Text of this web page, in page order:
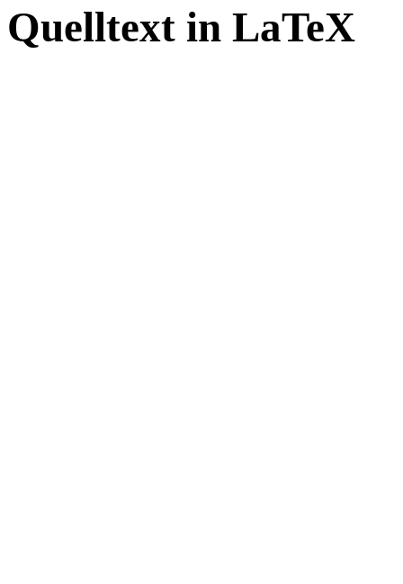
Quelltext in LaTeX